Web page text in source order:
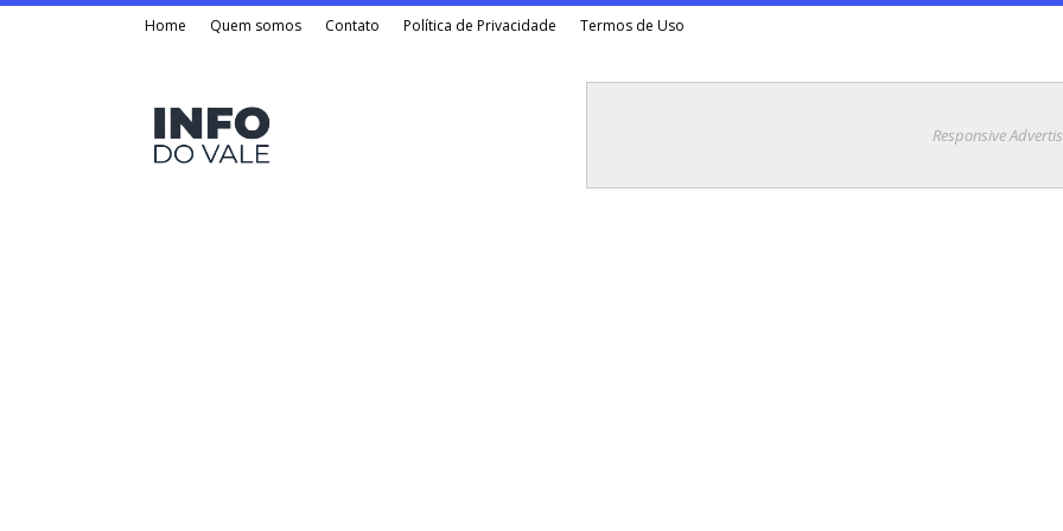
Home Quem somos Contato Política de Privacidade Termos de Uso
Responsive